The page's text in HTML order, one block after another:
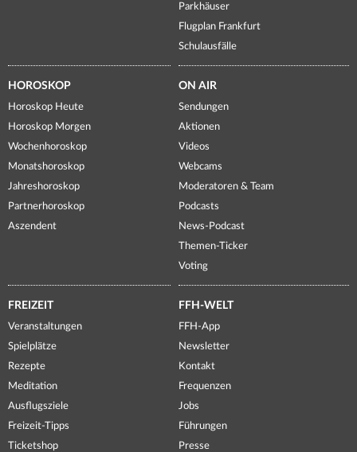
Parkhäuser
Flugplan Frankfurt
Schulausfälle
HOROSKOP
Horoskop Heute
Horoskop Morgen
Wochenhoroskop
Monatshoroskop
Jahreshoroskop
Partnerhoroskop
Aszendent
ON AIR
Sendungen
Aktionen
Videos
Webcams
Moderatoren & Team
Podcasts
News-Podcast
Themen-Ticker
Voting
FREIZEIT
Veranstaltungen
Spielplätze
Rezepte
Meditation
Ausflugsziele
Freizeit-Tipps
Ticketshop
FFH-WELT
FFH-App
Newsletter
Kontakt
Frequenzen
Jobs
Führungen
Presse